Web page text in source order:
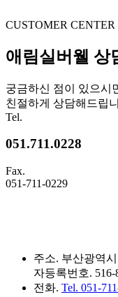
CUSTOMER CENTER
애림실버웰 상
궁금하신 점이 있으시
친절하게 상담해드립
Tel.
051.711.0228
Fax.
051-711-0229
주소. 부산광역
자등록번호. 516-
전화. Tel. 051-